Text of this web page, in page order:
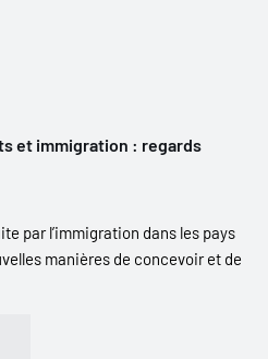
et immigration : regards
par l’immigration dans les pays
manières de concevoir et de